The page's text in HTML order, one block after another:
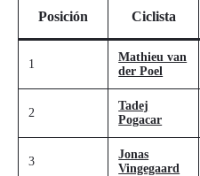
Posición Ciclista
1
Mathieu van
der Poel
2
Tadej
Pogacar
3
Jonas
Vingegaard